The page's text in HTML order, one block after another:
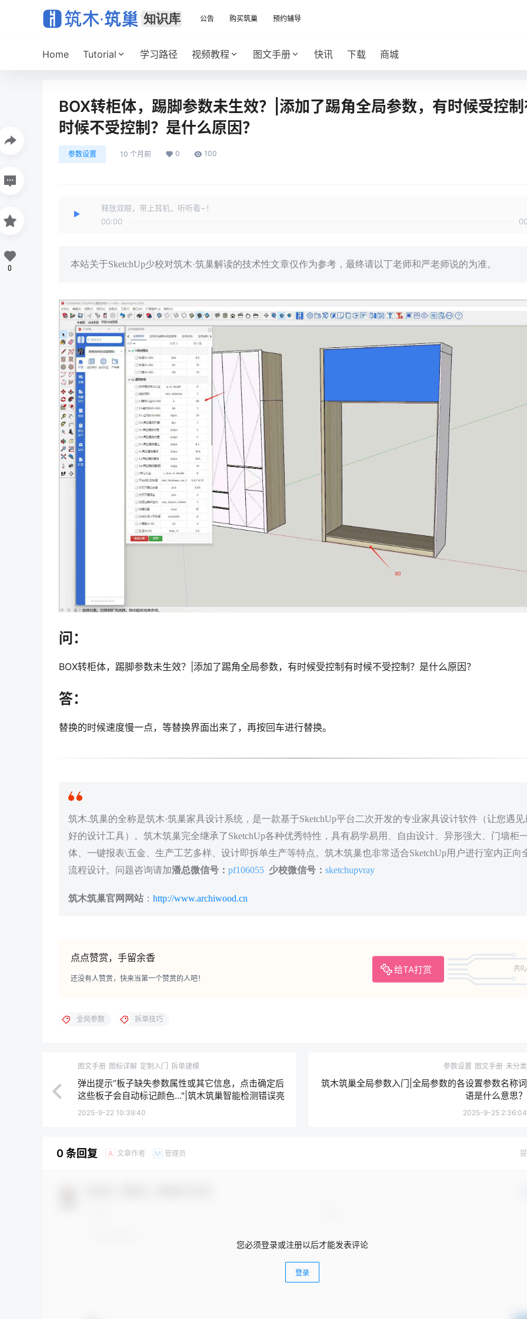
公告 购买筑巢 预约辅导
Home Tutorial 学习路径 视频教程 图文手册 快讯 下载 商城
BOX转柜体，踢脚参数未生效？|添加了踢角全局参数，有时候受控制
时候不受控制？是什么原因？
参数设置 10 个月前 0 100
释放双眼，带上耳机，听听看~！
00:00
本站关于SketchUp少校对筑木·筑巢解读的技术性文章仅作为参考，最终请以丁老师和严老师说的为准。
问：
BOX转柜体，踢脚参数未生效？|添加了踢角全局参数，有时候受控制有时候不受控制？是什么原因？
答：
替换的时候速度慢一点，等替换界面出来了，再按回车进行替换。
筑木.筑巢的全称是筑木·筑巢家具设计系统，是一款基于SketchUp平台二次开发的专业家具设计软件（让您遇见
好的设计工具）。筑木筑巢完全继承了SketchUp各种优秀特性，具有易学易用、自由设计、异形强大、门墙柜
体、一键报表\五金、生产工艺多样、设计即拆单生产等特点。筑木筑巢也非常适合SketchUp用户进行室内正向
流程设计。问题咨询请加潘总微信号： pf106055 少校微信号： sketchupvray
筑木筑巢官网网站 ： http://www.archiwood.cn
点点赞赏，手留余香
给TA打赏 共0
还没有人赞赏，快来当第一个赞赏的人吧！
0
全局参数 拆单技巧
图文手册 图标详解 定制入门 拆单建模
弹出提示“板子缺失参数属性或其它信息，点击确定后
这些板子会自动标记颜色…"|筑木筑巢智能检测错误亮
红，如何处理？
2025-9-22 10:39:40
参数设置 图文手册 未分类
筑木筑巢全局参数入门|全局参数的各设置参数名称词
语是什么意思？
2025-9-25 2:36:04
0 条回复 A 文章作者 M 管理员
您必须登录或注册以后才能发表评论
登录